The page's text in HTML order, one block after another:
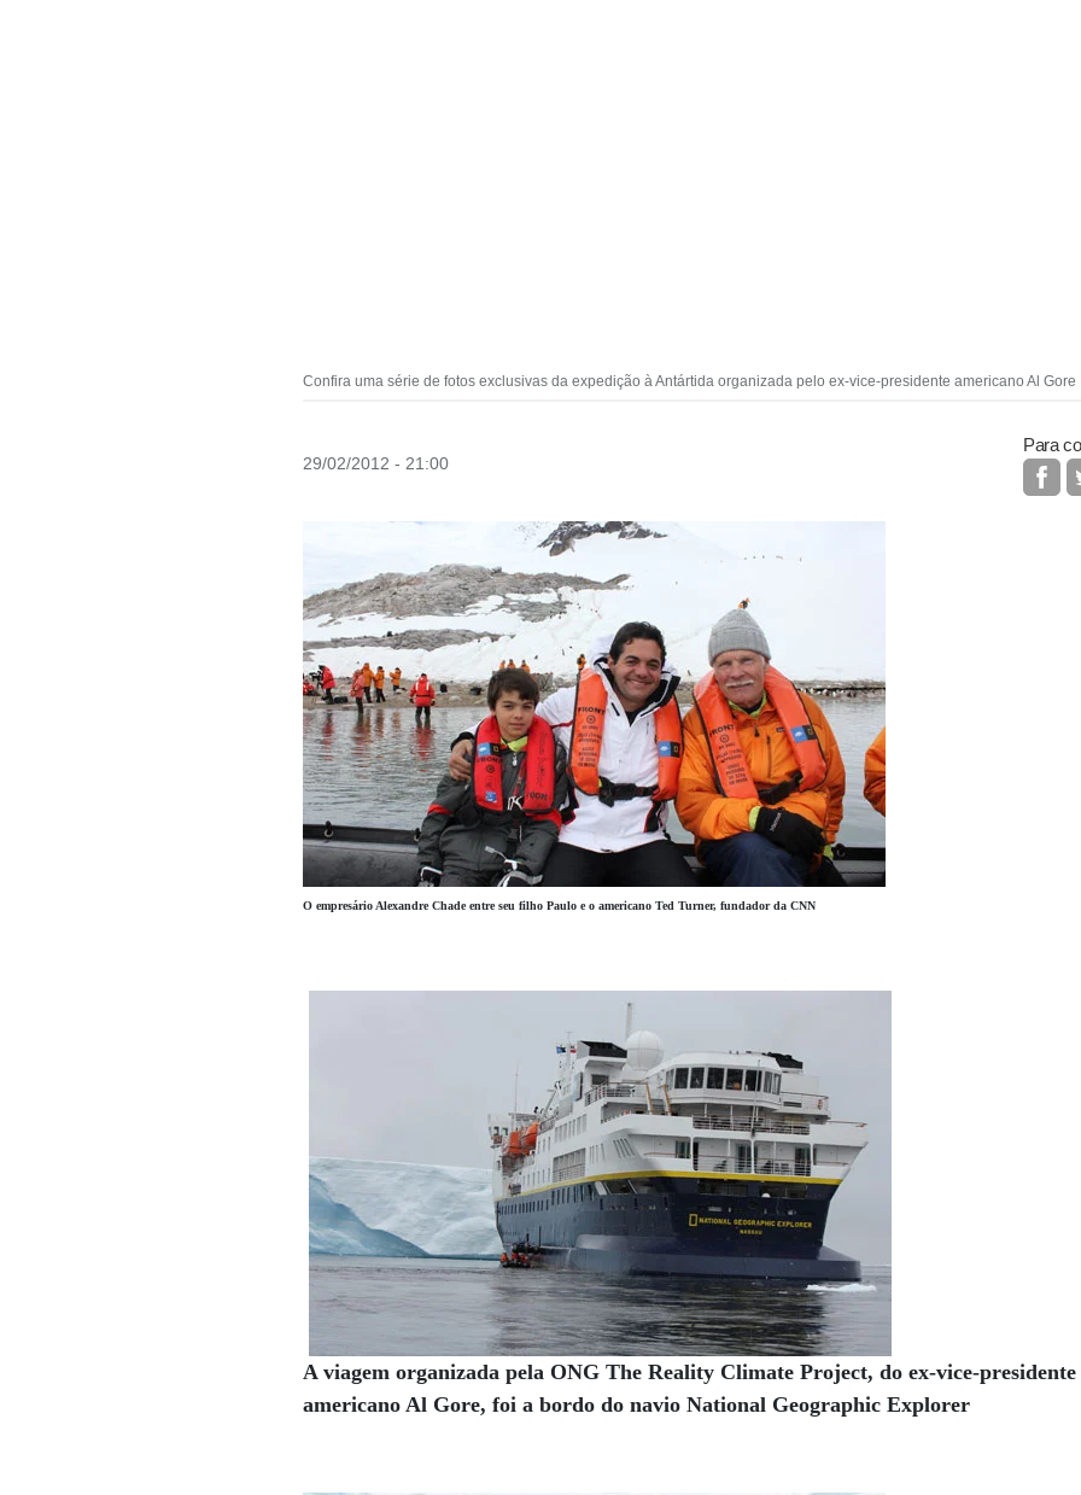
Confira uma série de fotos exclusivas da expedição à Antártida organizada pelo ex-vice-presidente americano Al Gore
29/02/2012 - 21:00
Para
O empresário Alexandre Chade entre seu filho Paulo e o americano Ted Turner, fundador da CNN
A viagem organizada pela ONG The Reality Climate Project, do ex-vice-presidente
americano Al Gore, foi a bordo do navio National Geographic Explorer